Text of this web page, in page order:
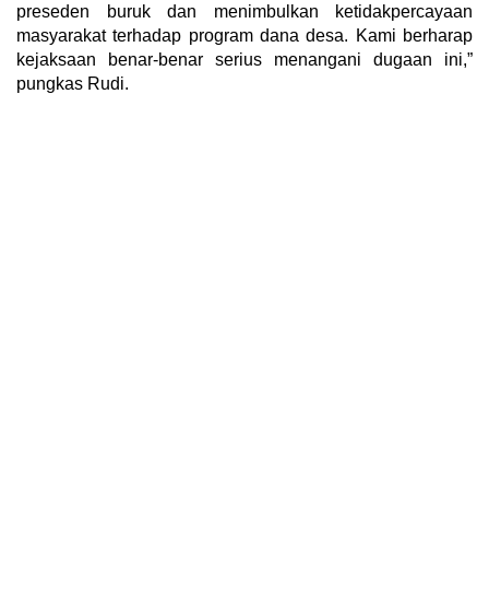
preseden buruk dan menimbulkan ketidakpercayaan
masyarakat terhadap program dana desa. Kami berharap
kejaksaan benar-benar serius menangani dugaan ini,”
pungkas Rudi.